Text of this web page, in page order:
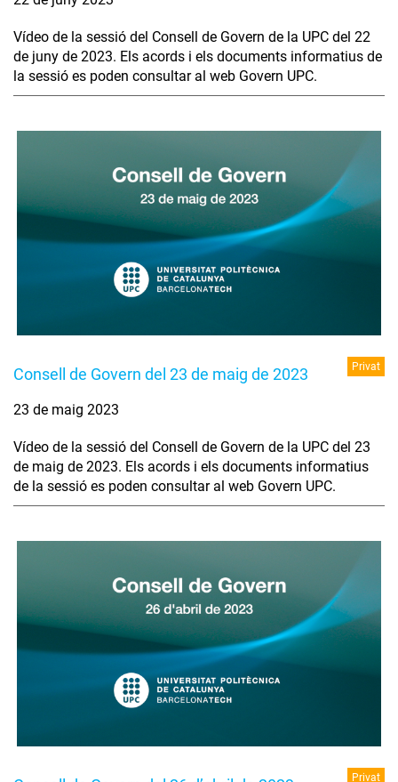
Vídeo de la sessió del Consell de Govern de la UPC del 22
de juny de 2023. Els acords i els documents informatius de
la sessió es poden consultar al web Govern UPC.
Consell de Govern del 23 de maig de 2023 Privat
23 de maig 2023
Vídeo de la sessió del Consell de Govern de la UPC del 23
de maig de 2023. Els acords i els documents informatius
de la sessió es poden consultar al web Govern UPC.
Privat